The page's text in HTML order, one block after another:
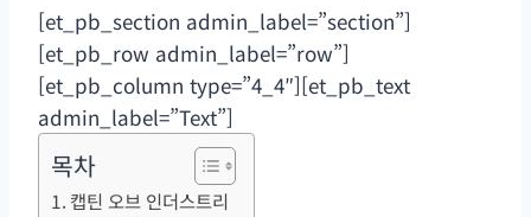
[et_pb_section admin_label=”section”]
[et_pb_row admin_label=”row”]
[et_pb_column type=”4_4″][et_pb_text
admin_label=”Text”]
목차
캡틴 오브 인더스트리